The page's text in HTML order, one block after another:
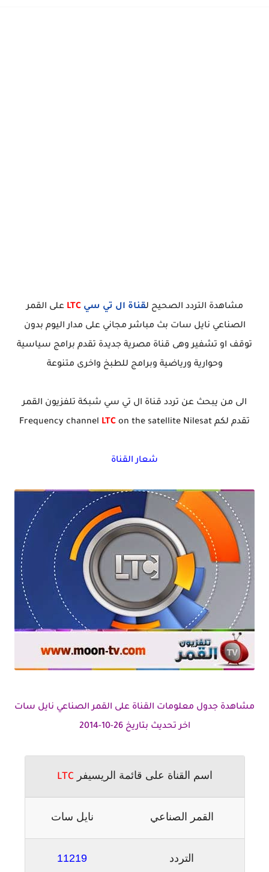
مشاهدة التردد الصحيح لقناة ال تي سي LTC على القمر
الصناعي نايل سات بث مباشر مجاني على مدار اليوم بدون
توقف او تشفير وهى قناة مصرية جديدة تقدم برامج سياسية
وحوارية ورياضية وبرامج للطبخ واخرى متنوعة
الى من يبحث عن تردد قناة ال تي سي شبكة تلفزيون القمر
تقدم لكم Frequency channel
LTC on the satellite Nilesat
شعار القناة
مشاهدة جدول معلومات القناة على القمر الصناعي نايل سات
اخر تحديث بتاريخ 26-10-2014
اسم القناة على قائمة الريسيفرLTC
القمر الصناعي نايل سات
التردد 11219